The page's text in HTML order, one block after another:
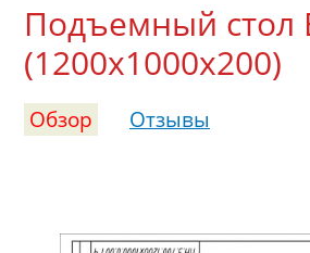
Подъемный стол
(1200х1000х200)
Обзор Отзывы